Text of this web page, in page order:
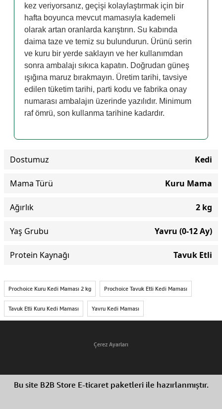
kez veriyorsanız, geçişi kolaylaştırmak için bir
hafta boyunca mevcut mamasıyla kademeli
olarak artan oranlarda karıştırın. Su kabında
daima taze ve temiz su bulundurun. Ürünü serin
ve kuru bir yerde saklayın ve her kullanımdan
sonra ambalajı sıkıca kapatın. Doğrudan güneş
ışığına maruz bırakmayın. Üretim tarihi, tavsiye
edilen tüketim tarihi, parti kodu ve fabrika onay
numarası ambalajın üzerinde yazılıdır. Minimum
raf ömrü, son kullanma tarihine kadardır.
Dostumuz Kedi
Mama Türü Kuru Mama
Ağırlık 2 kg
Yaş Grubu Yavru (0-12 Ay)
Protein Kaynağı Tavuk Etli
Prochoice Kuru Kedi Maması 2 kg Prochoice Tavuk Etli Kedi Maması
Tavuk Etli Kuru Kedi Maması Yavru Kedi Maması
Çerez Ayarları
Bu site B2B Store E-ticaret paketleri ile hazırlanmıştır.